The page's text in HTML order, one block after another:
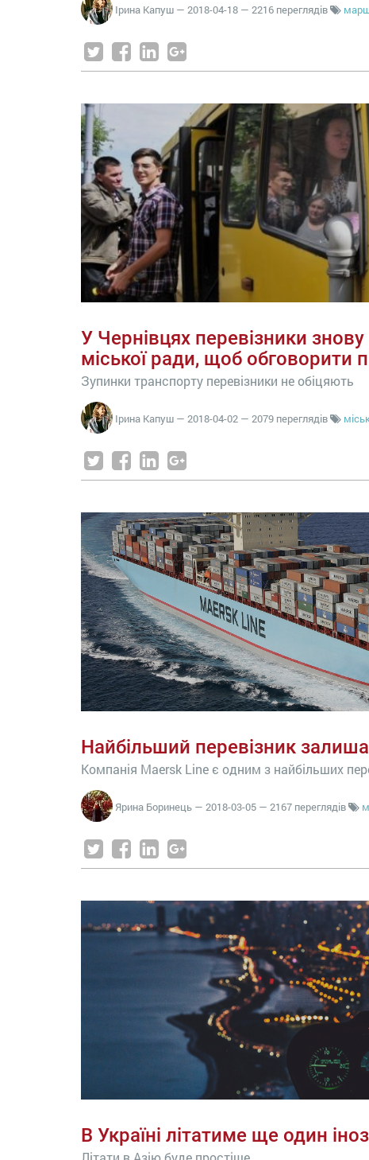
Ірина Капуш — 2018-04-18 — 2216 переглядів
У Чернівцях перевізники
міської ради, щоб обговорити
Зупинки транспорту перевізники не обіцяють
Ірина Капуш — 2018-04-02 — 2079 переглядів
Найбільший перевізник
Компанія Maersk Line є одним з найбільших
Ярина Боринець — 2018-03-05 — 2167 переглядів
В Україні літатиме ще один